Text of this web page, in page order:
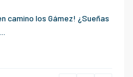
camino los Gámez! ¿Sueñas